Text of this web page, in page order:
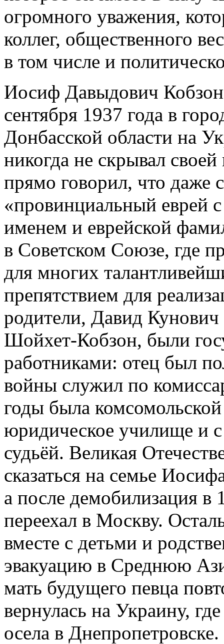
огромного уважения,
коллег, общественного
в том числе и
Иосиф Давыдович
сентября 1937 года в
Донбасской области на
никогда не скрывал
прямо говорил, что даже
«провинциальный еврей
именем и еврейской
в Советском Союзе, где
для многих
препятствием для
родители, Давид
Шойхет-Кобзон, были
работниками: отец был
войны служил по
годы была
юридическое училище и
судьёй. Великая
сказаться на семье
а после демобилизация в
переехал в Москву.
вместе с детьми и
эвакуацию в Среднюю
мать будущего певца
вернулась на Украину,
осела в Днепропетровске.